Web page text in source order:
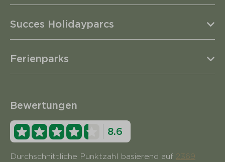
Succes Holidayparcs
Ferienparks
Bewertungen
8.6
Durchschnittliche Punktzahl basierend auf 2369